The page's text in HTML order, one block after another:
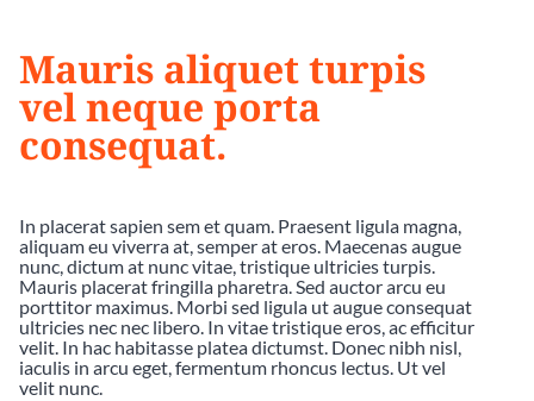
Mauris aliquet turpis
vel neque porta
consequat.
In placerat sapien sem et quam. Praesent ligula magna,
aliquam eu viverra at, semper at eros. Maecenas augue
nunc, dictum at nunc vitae, tristique ultricies turpis.
Mauris placerat fringilla pharetra. Sed auctor arcu eu
porttitor maximus. Morbi sed ligula ut augue consequat
ultricies nec nec libero. In vitae tristique eros, ac efficitur
velit. In hac habitasse platea dictumst. Donec nibh nisl,
iaculis in arcu eget, fermentum rhoncus lectus. Ut vel
velit nunc.